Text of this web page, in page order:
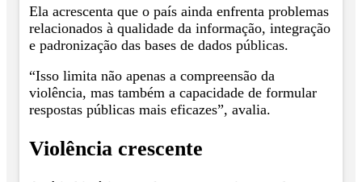
Ela acrescenta que o país ainda enfrenta problemas
relacionados à qualidade da informação, integração
e padronização das bases de dados públicas.
“Isso limita não apenas a compreensão da
violência, mas também a capacidade de formular
respostas públicas mais eficazes”, avalia.
Violência crescente